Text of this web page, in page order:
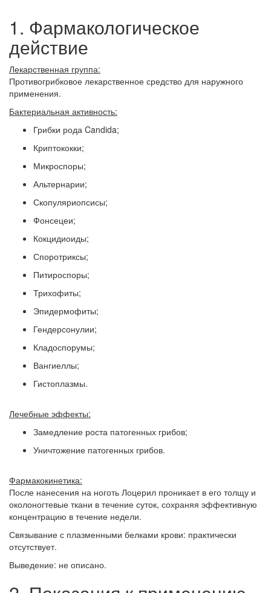
1. Фармакологическое
действие
Лекарственная группа:
Противогрибковое лекарственное средство для наружного
применения.
Бактериальная активность:
Грибки рода Candida;
Криптококки;
Микроспоры;
Альтернарии;
Скопуляриопсисы;
Фонсецеи;
Кокцидиоиды;
Споротриксы;
Питироспоры;
Трихофиты;
Эпидермофиты;
Гендерсонулии;
Кладоспорумы;
Вангиеллы;
Гистоплазмы.
Лечебные эффекты:
Замедление роста патогенных грибов;
Уничтожение патогенных грибов.
Фармакокинетика:
После нанесения на ноготь Лоцерил проникает в его толщу и
околоногтевые ткани в течение суток, сохраняя эффективную
концентрацию в течение недели.
Связывание с плазменными белками крови: практически
отсутствует.
Выведение: не описано.